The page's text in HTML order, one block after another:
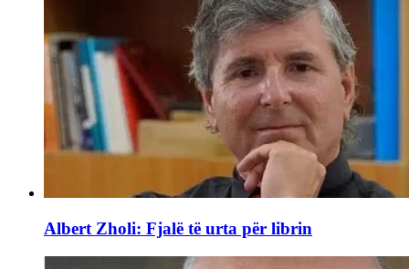
Albert Zholi: Fjalë të urta për librin